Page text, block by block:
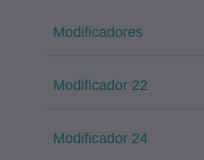
Modificadores
Modificador 22
Modificador 24